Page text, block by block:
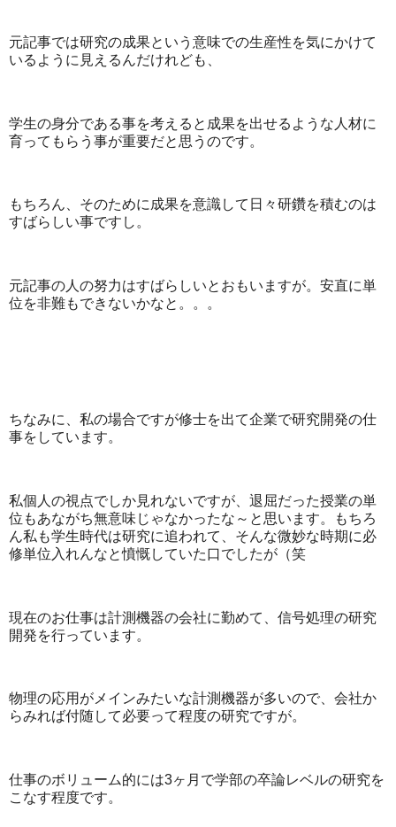
元記事では研究の成果という意味での生産性を気にかけて
いるように見えるんだけれども、
学生の身分である事を考えると成果を出せるような人材に
育ってもらう事が重要だと思うのです。
もちろん、そのために成果を意識して日々研鑽を積むのは
すばらしい事ですし。
元記事の人の努力はすばらしいとおもいますが。安直に単
位を非難もできないかなと。。。
ちなみに、私の場合ですが修士を出て企業で研究開発の仕
事をしています。
私個人の視点でしか見れないですが、退屈だった授業の単
位もあながち無意味じゃなかったな～と思います。もちろ
ん私も学生時代は研究に追われて、そんな微妙な時期に必
修単位入れんなと憤慨していた口でしたが（笑
現在のお仕事は計測機器の会社に勤めて、信号処理の研究
開発を行っています。
物理の応用がメインみたいな計測機器が多いので、会社か
らみれば付随して必要って程度の研究ですが。
仕事のボリューム的には3ヶ月で学部の卒論レベルの研究を
こなす程度です。